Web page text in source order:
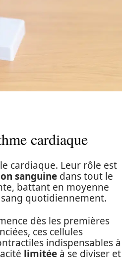
cardiaque
cardiaque. Leur rôle est
sanguine dans tout le
battant en moyenne
quotidiennement.
dès les premières
ces cellules
indispensables à
limitée à se diviser et